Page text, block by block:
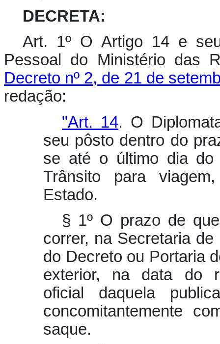
DECRETA:
Art. 1º O Artigo 14 e
Pessoal do Ministério das
Decreto nº 2, de 21 de
redação:
"Art. 14. O
seu pôsto dentro do
se até o último dia do
Trânsito para
Estado.
§ 1º O prazo de
correr, na Secretaria
do Decreto ou Portaria
exterior, na data do
oficial daquela
concomitantemente
saque.